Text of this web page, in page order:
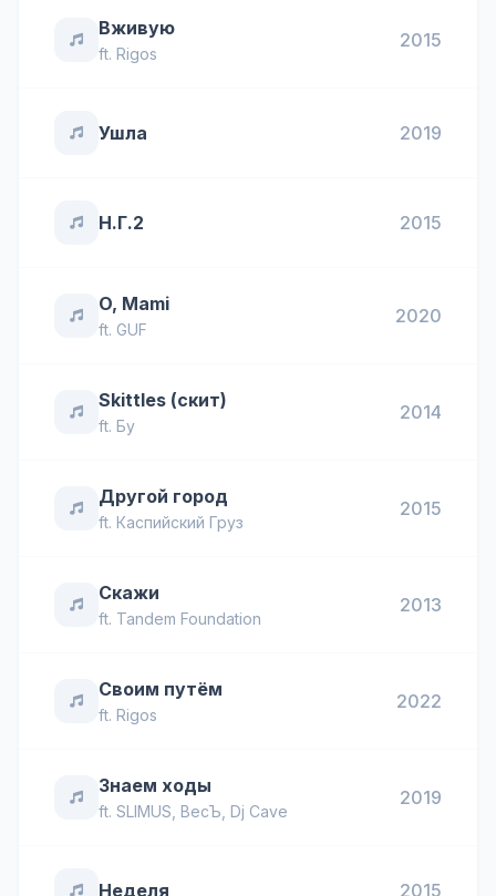
Вживую
ft. Rigos
2015
Ушла 2019
Н.Г.2 2015
O, Mami
ft. GUF
2020
Skittles (скит)
ft. Бу
2014
Другой город
ft. Каспийский Груз
2015
Скажи
ft. Tandem Foundation
2013
Своим путём
ft. Rigos
2022
Знаем ходы
ft. SLIMUS ВесЪ Dj Cave
2019
Неделя 2015